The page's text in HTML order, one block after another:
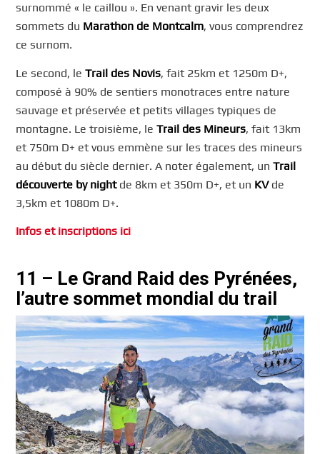
surnommé « le caillou ». En venant gravir les deux
sommets du Marathon de Montcalm, vous comprendrez
ce surnom.
Le second, leTrail des Novis, fait 25km et 1250m D+,
composé à 90% de sentiers monotraces entre nature
sauvage et préservée et petits villages typiques de
montagne. Le troisième, leTrail des Mineurs, fait 13km
et 750m D+ et vous emmène sur les traces des mineurs
au début du siècle dernier. A noter également, unTrail
découverte by night de 8km et 350m D+, et un KVde
3,5km et 1080m D+.
Infos et inscriptions ici
11 – Le Grand Raid des Pyrénées,
l’autre sommet mondial du trail